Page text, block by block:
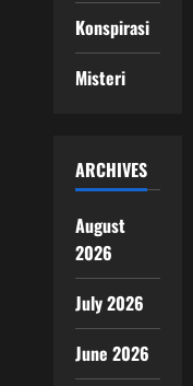
Konspirasi
Misteri
ARCHIVES
August
2026
July 2026
June 2026